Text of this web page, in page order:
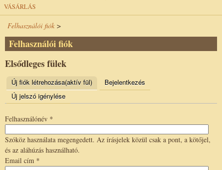
VÁSÁRLÁS
Felhasználói fiók >
Felhasználói fiók
Elsődleges fülek
Új fiók létrehozása(aktív fül)
Bejelentkezés
Új jelszó igénylése
Felhasználónév *
Szóköz használata megengedett. Az írásjelek közül csak a pont, a kötőjel,
és az aláhúzás használható.
Email cím *